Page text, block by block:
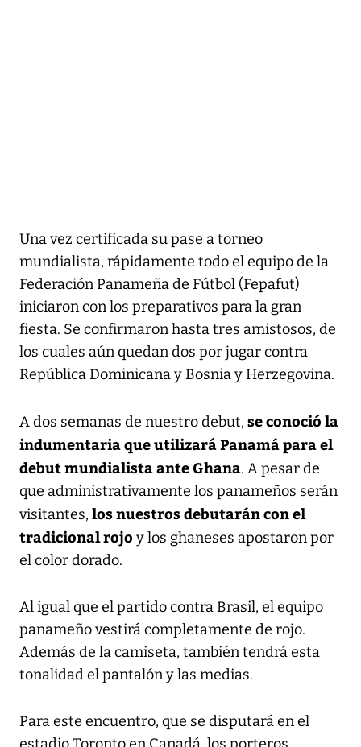
Una vez certificada su pase a torneo
mundialista, rápidamente todo el equipo de la
Federación Panameña de Fútbol (Fepafut)
iniciaron con los preparativos para la gran
fiesta. Se confirmaron hasta tres amistosos, de
los cuales aún quedan dos por jugar contra
República Dominicana y Bosnia y Herzegovina.
A dos semanas de nuestro debut, se conoció la
indumentaria que utilizará Panamá para el
debut mundialista ante Ghana. A pesar de
que administrativamente los panameños serán
visitantes, los nuestros debutarán con el
tradicional rojo y los ghaneses apostaron por
el color dorado.
Al igual que el partido contra Brasil, el equipo
panameño vestirá completamente de rojo.
Además de la camiseta, también tendrá esta
tonalidad el pantalón y las medias.
Para este encuentro, que se disputará en el
estadio Toronto en Canadá, los porteros